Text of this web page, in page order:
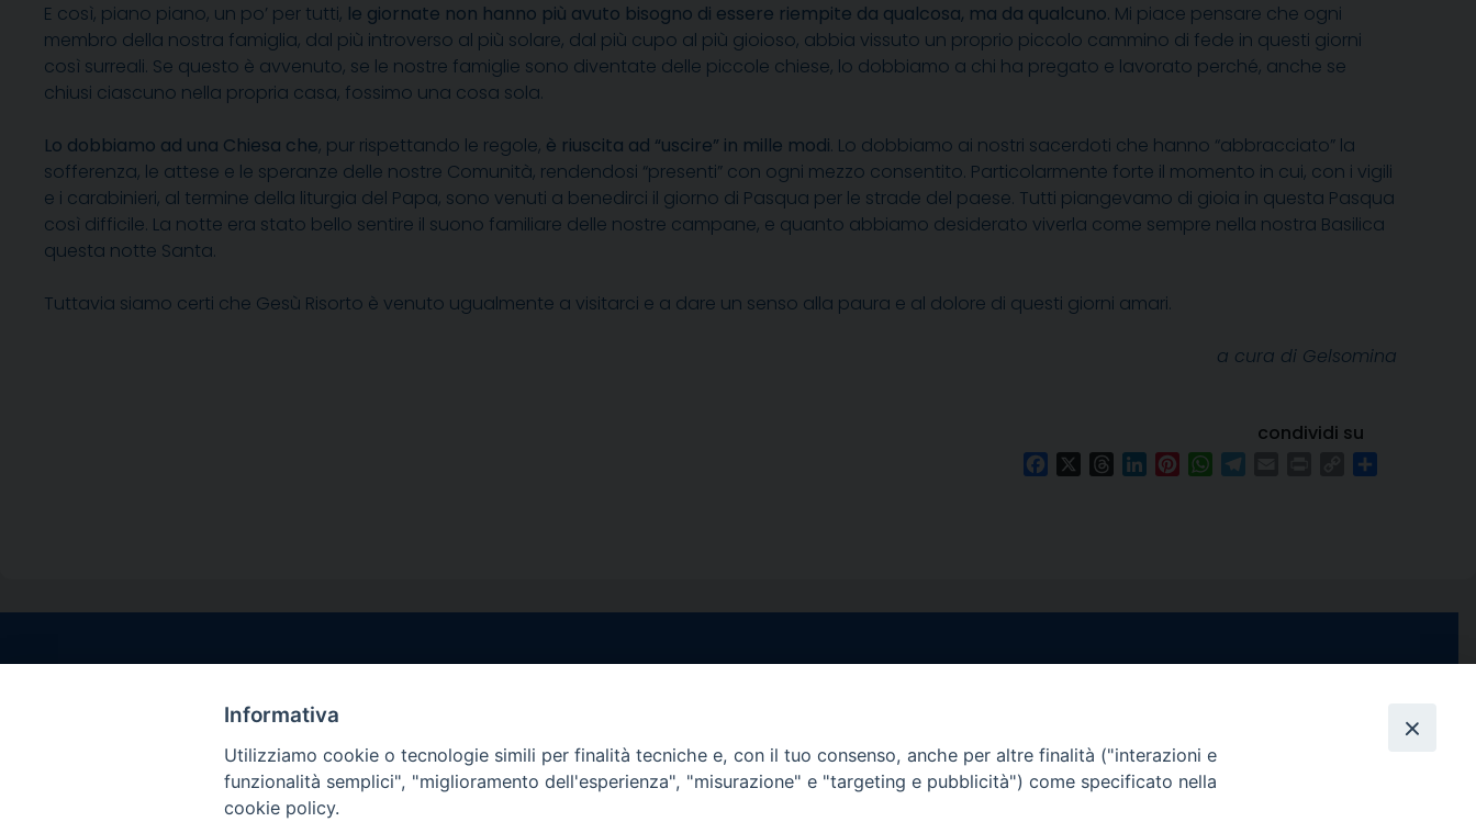
E così, piano piano, un po’ per tutti, le giornate non hanno più avuto bisogno di essere riempite da qualcosa, ma da qualcuno. Mi piace pensare che ogni
membro della nostra famiglia, dal più introverso al più solare, dal più cupo al più gioioso, abbia vissuto un proprio piccolo cammino di fede in questi giorni
così surreali. Se questo è avvenuto, se le nostre famiglie sono diventate delle piccole chiese, lo dobbiamo a chi ha pregato e lavorato perché, anche se
chiusi ciascuno nella propria casa, fossimo una cosa sola.
Lo dobbiamo ad una Chiesa che, pur rispettando le regole, è riuscita ad “uscire” in mille modi. Lo dobbiamo ai nostri sacerdoti che hanno “abbracciato” la
sofferenza, le attese e le speranze delle nostre Comunità, rendendosi “presenti” con ogni mezzo consentito. Particolarmente forte il momento in cui, con i vigili
e i carabinieri, al termine della liturgia del Papa, sono venuti a benedirci il giorno di Pasqua per le strade del paese. Tutti piangevamo di gioia in questa Pasqua
così difficile. La notte era stato bello sentire il suono familiare delle nostre campane, e quanto abbiamo desiderato viverla come sempre nella nostra Basilica
questa notte Santa.
Tuttavia siamo certi che Gesù Risorto è venuto ugualmente a visitarci e a dare un senso alla paura e al dolore di questi giorni amari.
a cura di Gelsomina
condividi su
FacebookThreadsLinkedInPinterestWhatsApp
Copy
Via Santa Maria della Pietà, 44 – 80067
Sorrento (NA)
tel. 0818781244
Giorni ed Orari Apertura Uffici:
Venerdì ore 09:30 – 12:30
tel. 0818714501
Giorni ed Orari Apertura Uffici:
YouTube
Channel
Feed
Informativa
Utilizziamo cookie o tecnologie simili per finalità tecniche e, con il tuo consenso, anche per altre finalità ("interazioni e
funzionalità semplici", "miglioramento dell'esperienza", "misurazione" e "targeting e pubblicità") come specificato nella
cookie policy.